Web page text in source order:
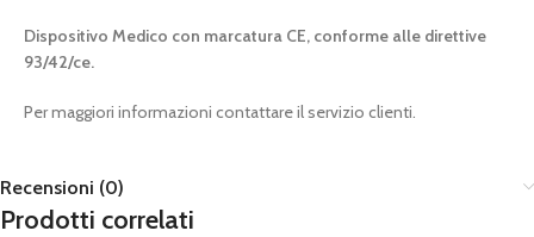
Dispositivo Medico con marcatura CE, conforme alle direttive
93/42/ce.
Per maggiori informazioni contattare il servizio clienti.
Recensioni (0)
Prodotti correlati